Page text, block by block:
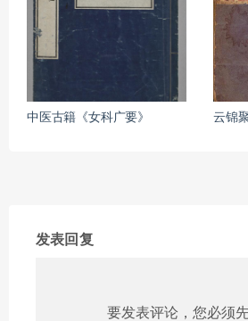
中医古籍《女科广要》 云锦
发表回复
要发表评论，您必须